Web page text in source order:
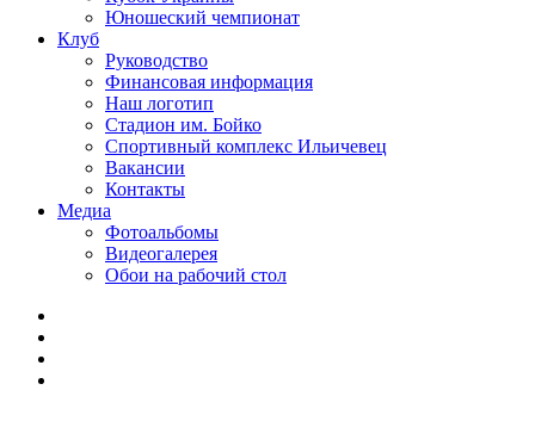
Юношеский чемпионат
Клуб
Руководство
Финансовая информация
Наш логотип
Стадион им. Бойко
Спортивный комплекс Ильичевец
Вакансии
Контакты
Медиа
Фотоальбомы
Видеогалерея
Обои на рабочий стол